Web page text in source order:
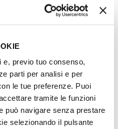
previo tuo consenso,
parti per analisi e per
le tue preferenze. Puoi
tramite le funzioni
può navigare senza prestare
selezionando il pulsante
a sinistra in
le indicazioni fino a
Ostiense è possibile